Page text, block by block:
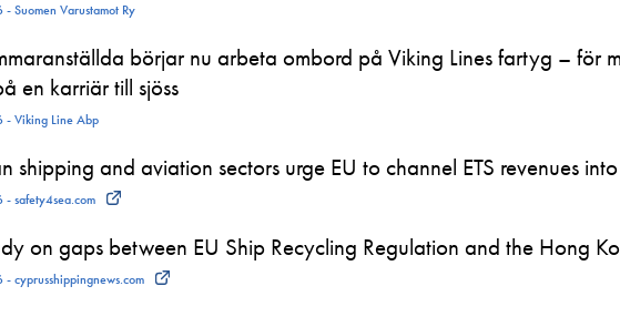
Suomen Varustamot Ry
börjar nu arbeta ombord på Viking Lines fartyg – för
en karriär till sjöss
Viking Line Abp
shipping and aviation sectors urge EU to channel ETS revenues
safety4sea.com
on gaps between EU Ship Recycling Regulation and the Hong
cyprusshippingnews.com